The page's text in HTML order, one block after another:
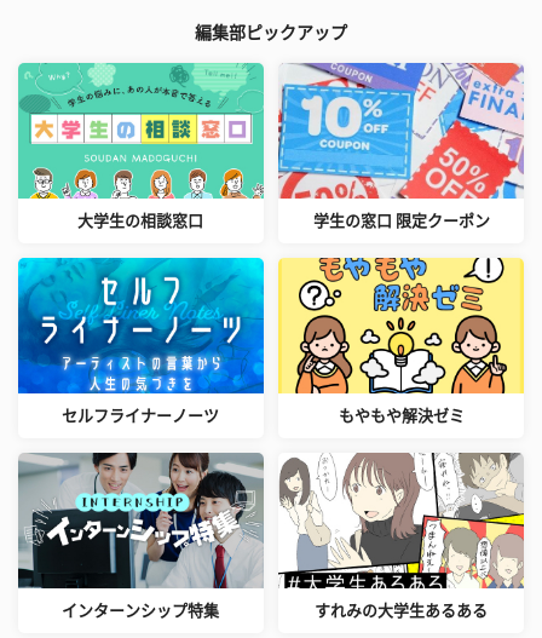
編集部ピックアップ
大学生の相談窓口 学生の窓口 限定クーポン
セルフライナーノーツ もやもや解決ゼミ
インターンシップ特集 すれみの大学生あるある